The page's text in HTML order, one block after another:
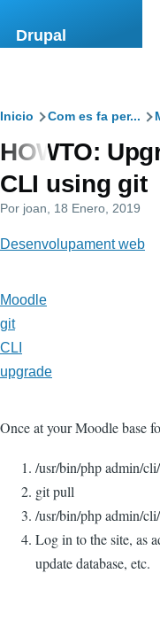
Drupal
Ruta
de
navegación
Inicio Com es fa per...
HOWTO:
CLI using git
Por joan , 18 Enero, 2019
Desenvolupament web
Moodle
git
CLI
upgrade
Once at your Moodle base
/usr/bin/php admin/
git pull
/usr/bin/php admin/
Log in to the site, as
update database, etc.